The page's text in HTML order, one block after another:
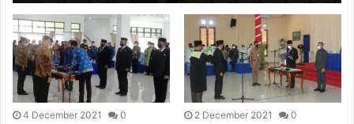
4 December 2021 0 2 December 2021 0